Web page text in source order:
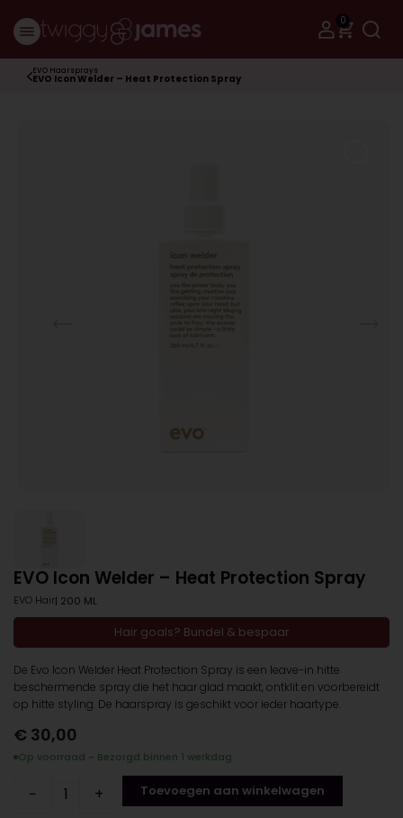
0
EVO Haarsprays
EVO Icon Welder – Heat Protection Spray
EVO Icon Welder – Heat Protection Spray
EVO Hair| 200 ML
Hair goals? Bundel & bespaar
De Evo Icon Welder Heat Protection Spray is een leave-in hitte
beschermende spray die het haar glad maakt, ontklit en voorbereidt
op hitte styling. De haarspray is geschikt voor ieder haartype.
€ 30,00
Op voorraad - Bezorgd binnen 1 werkdag
− + Toevoegen aan winkelwagen